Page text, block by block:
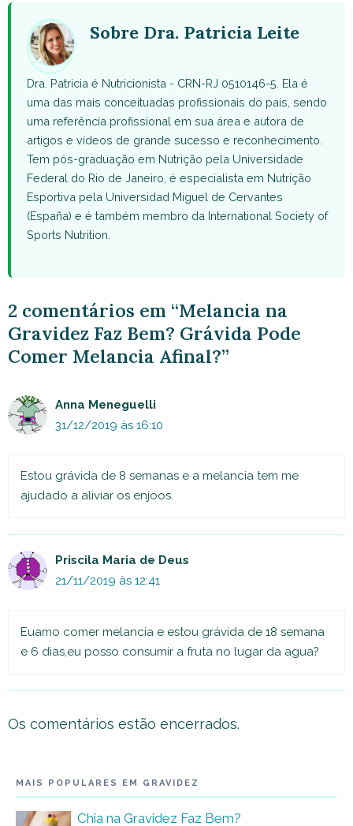
Sobre Dra. Patricia Leite
Dra. Patricia é Nutricionista - CRN-RJ 0510146-5. Ela é
uma das mais conceituadas profissionais do país, sendo
uma referência profissional em sua área e autora de
artigos e vídeos de grande sucesso e reconhecimento.
Tem pós-graduação em Nutrição pela Universidade
Federal do Rio de Janeiro, é especialista em Nutrição
Esportiva pela Universidad Miguel de Cervantes
(España) e é também membro da International Society of
Sports Nutrition.
2 comentários em “Melancia na
Gravidez Faz Bem? Grávida Pode
Comer Melancia Afinal?”
Anna Meneguelli
31/12/2019 às 16:10
Estou grávida de 8 semanas e a melancia tem me
ajudado a aliviar os enjoos.
Priscila Maria de Deus
21/11/2019 às 12:41
Euamo comer melancia e estou grávida de 18 semana
e 6 dias,eu posso consumir a fruta no lugar da agua?
Os comentários estão encerrados.
MAIS POPULARES EM GRAVIDEZ
Chia na Gravidez Faz Bem?